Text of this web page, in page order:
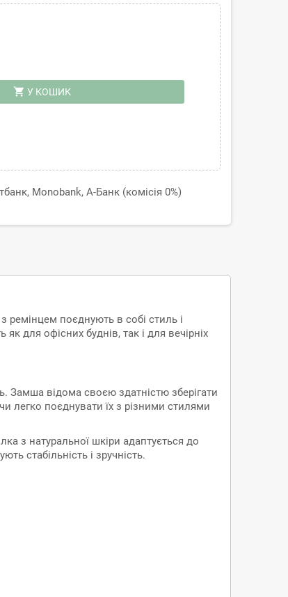
shopping_cart У КОШИК
Monobank, А-Банк (комісія 0%)
ремінцем поєднують в собі стиль і
для офісних буднів, так і для вечірніх
Замша відома своєю здатністю зберігати
легко поєднувати їх з різними стилями
з натуральної шкіри адаптується до
стабільність і зручність.